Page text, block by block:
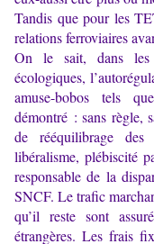
Tandis que pour les
relations ferroviaires
On le sait, dans les
écologiques,
amuse-bobos tels
démontré : sans règle,
de rééquilibrage
libéralisme, plébiscité
responsable de la
SNCF. Le trafic
qu’il reste sont
étrangères. Les frais